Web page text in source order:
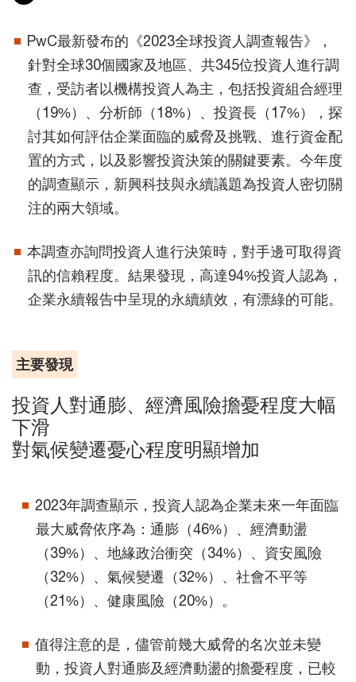
PwC最新發布的《2023全球投資人調查報告》，
針對全球30個國家及地區、共345位投資人進行調
查，受訪者以機構投資人為主，包括投資組合經理
（19%）、分析師（18%）、投資長（17%），探
討其如何評估企業面臨的威脅及挑戰、進行資金配
置的方式，以及影響投資決策的關鍵要素。今年度
的調查顯示，新興科技與永續議題為投資人密切關
注的兩大領域。
本調查亦詢問投資人進行決策時，對手邊可取得資
訊的信賴程度。結果發現，高達94%投資人認為，
企業永續報告中呈現的永續績效，有漂綠的可能。
主要發現
投資人對通膨、經濟風險擔憂程度大幅
下滑
對氣候變遷憂心程度明顯增加
2023年調查顯示，投資人認為企業未來一年面臨
最大威脅依序為：通膨（46%）、經濟動盪
（39%）、地緣政治衝突（34%）、資安風險
（32%）、氣候變遷（32%）、社會不平等
（21%）、健康風險（20%）。
值得注意的是，儘管前幾大威脅的名次並未變
動，投資人對通膨及經濟動盪的擔憂程度，已較